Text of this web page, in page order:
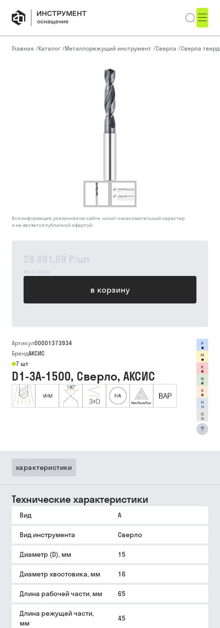
Главная /Каталог /Металлорежущий инструмент /Сверла /Сверла
28 881,69 ₽/шт
вкл ндс
в корзину
Вся информация, указанная на сайте, носит ознакомительный характер
и не является публичной офертой.
Артикул00001373934
БрендАКСИС
7 шт
D1-3A-1500, Сверло, АКСИС
?
характеристики
Технические характеристики
Вид A
Вид инструмента Сверло
Диаметр (D), мм 15
Диаметр хвостовика, мм 16
Длина рабочей части, мм 65
Длина режущей части,
мм
45